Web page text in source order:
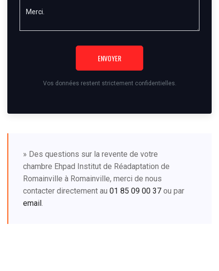
ENVOYER
Vos données restent strictement confidentielles.
» Des questions sur la revente de votre
chambre Ehpad Institut de Réadaptation de
Romainville à Romainville, merci de nous
contacter directement au 01 85 09 00 37 ou par
email .